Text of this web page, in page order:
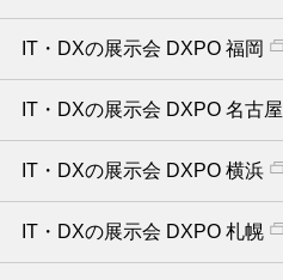
IT・DXの展示会 DXPO 福岡
IT・DXの展示会 DXPO 名古屋
IT・DXの展示会 DXPO 横浜
IT・DXの展示会 DXPO 札幌